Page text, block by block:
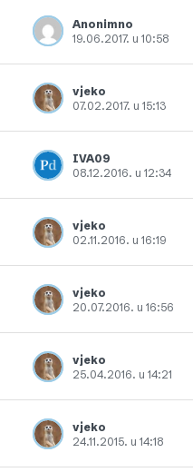
Dodajte u favorite
Anonimno
19.06.2017. u 10:58
Dodajte u favorite
vjeko
07.02.2017. u 15:13
Dodajte u favorite
IVA09
08.12.2016. u 12:34
Dodajte u favorite
vjeko
02.11.2016. u 16:19
Dodajte u favorite
vjeko
20.07.2016. u 16:56
Dodajte u favorite
vjeko
25.04.2016. u 14:21
Dodajte u favorite
vjeko
24.11.2015. u 14:18